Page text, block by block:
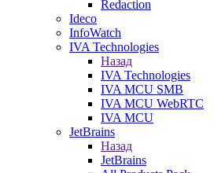
Redaction
Ideco
InfoWatch
IVA Technologies
Назад
IVA Technologies
IVA MCU SMB
IVA MCU WebRTC
IVA MCU
JetBrains
Назад
JetBrains